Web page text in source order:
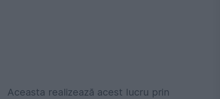
Aceasta realizează acest lucru prin